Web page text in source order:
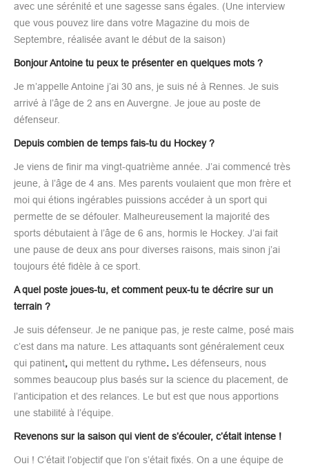
avec une sérénité et une sagesse sans égales. (Une interview
que vous pouvez lire dans votre Magazine du mois de
Septembre, réalisée avant le début de la saison)
Bonjour Antoine tu peux te présenter en quelques mots ?
Je m’appelle Antoine j’ai 30 ans, je suis né à Rennes. Je suis
arrivé à l’âge de 2 ans en Auvergne. Je joue au poste de
défenseur.
Depuis combien de temps fais-tu du Hockey ?
Je viens de finir ma vingt-quatrième année. J’ai commencé très
jeune, à l’âge de 4 ans. Mes parents voulaient que mon frère et
moi qui étions ingérables puissions accéder à un sport qui
permette de se défouler. Malheureusement la majorité des
sports débutaient à l’âge de 6 ans, hormis le Hockey. J’ai fait
une pause de deux ans pour diverses raisons, mais sinon j’ai
toujours été fidèle à ce sport.
A quel poste joues-tu, et comment peux-tu te décrire sur un
terrain ?
Je suis défenseur. Je ne panique pas, je reste calme, posé mais
c’est dans ma nature. Les attaquants sont généralement ceux
qui patinent, qui mettent du rythme. Les défenseurs, nous
sommes beaucoup plus basés sur la science du placement, de
l’anticipation et des relances. Le but est que nous apportions
une stabilité à l’équipe.
Revenons sur la saison qui vient de s’écouler, c’était intense !
Oui ! C’était l’objectif que l’on s’était fixés. On a une équipe de